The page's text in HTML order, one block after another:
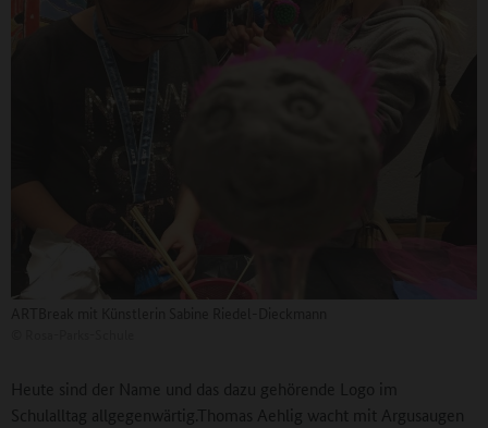
Heute sind der Name und das dazu gehörende Logo im
Schulalltag allgegenwärtig.Thomas Aehlig wacht mit Argusaugen